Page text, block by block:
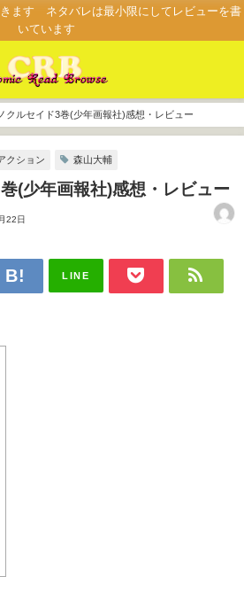
ます ネタバレは最小限にしてレビューを書
いています
クルセイド3巻(少年画報社)感想・レビュー
クション 森山大輔
(少年画報社)感想・レビュー
22日
LINE